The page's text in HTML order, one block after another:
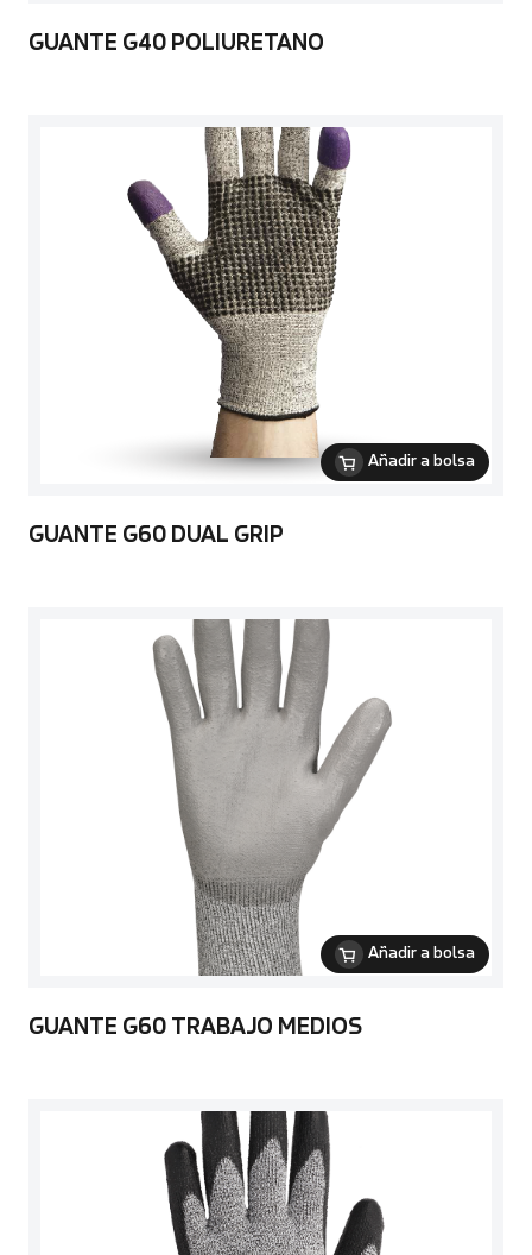
GUANTE G40 POLIURETANO
Añadir a bolsa
GUANTE G60 DUAL GRIP
Añadir a bolsa
GUANTE G60 TRABAJO MEDIOS